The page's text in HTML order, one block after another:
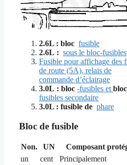
2.6L : bloc fusible
2.6L : sous le bloc-fusibles
Fusible pour affichage des
de route (5A), relais de
commande d’éclairage
3.0L : bloc -fusibles et bloc
fusibles secondaire
3.0L : fusible de phare
Bloc de fusible
Non. UN
Composant
un
cent
Principalement